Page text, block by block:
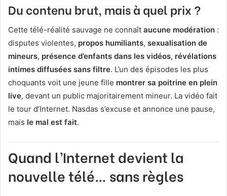
Du contenu brut, mais à quel prix ?
Cette télé-réalité sauvage ne connaît aucune modération :
disputes violentes, propos humiliants, sexualisation de
mineurs, présence d’enfants dans les vidéos, révélations
intimes diffusées sans filtre. L’un des épisodes les plus
choquants voit une jeune fille montrer sa poitrine en plein
live, devant un public majoritairement mineur. La vidéo fait
le tour d’Internet. Nasdas s’excuse et annonce une pause,
mais le mal est fait.
Quand l’Internet devient la
nouvelle télé… sans règles